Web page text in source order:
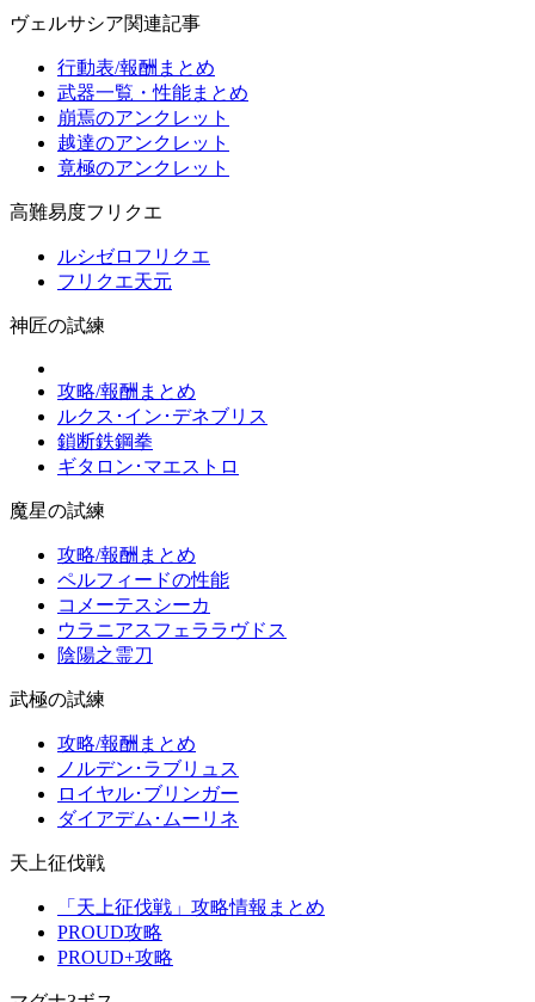
ヴェルサシア関連記事
行動表/報酬まとめ
武器一覧・性能まとめ
崩焉のアンクレット
越達のアンクレット
竟極のアンクレット
高難易度フリクエ
ルシゼロフリクエ
フリクエ天元
神匠の試練
攻略/報酬まとめ
ルクス･イン･デネブリス
鎖断鉄鋼拳
ギタロン･マエストロ
魔星の試練
攻略/報酬まとめ
ペルフィードの性能
コメーテスシーカ
ウラニアスフェララヴドス
陰陽之霊刀
武極の試練
攻略/報酬まとめ
ノルデン･ラブリュス
ロイヤル･ブリンガー
ダイアデム･ムーリネ
天上征伐戦
「天上征伐戦」攻略情報まとめ
PROUD攻略
PROUD+攻略